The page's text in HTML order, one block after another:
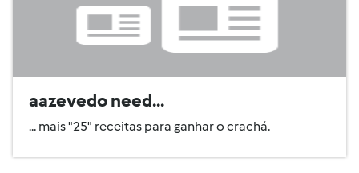
aazevedo need...
... mais "25" receitas para ganhar o crachá.